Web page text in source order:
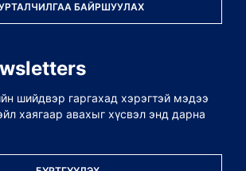
БАЙРШУУЛАХ
шийдвэр гаргахад хэрэгтэй мэдээ
хаягаар авахыг хүсвэл энд дарна